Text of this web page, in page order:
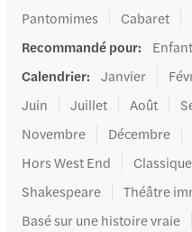
Pantomimes
Cabaret
Recommandé pour:
Calendrier: Janvier
Juin
Juillet Août
Novembre
Décembre
Hors West End
Shakespeare
Théâtre
Basé sur une histoire vraie